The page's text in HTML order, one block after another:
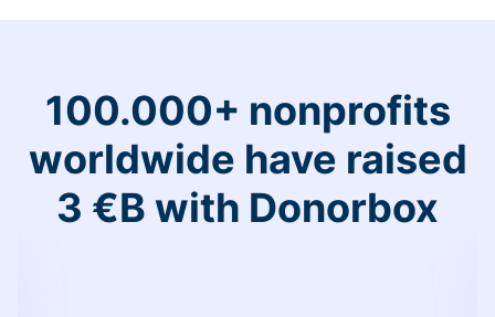
100.000+ nonprofits
worldwide have raised
3 €B with Donorbox